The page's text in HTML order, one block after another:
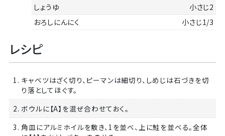
しょうゆ
小さじ2
おろしにんにく
小さじ1/3
レシピ
1. キャベツはざく切り、ピーマンは細切り、しめじは石づきを切
り落としてほぐす。
2. ボウルに【A】を混ぜ合わせておく。
3. 角皿にアルミホイルを敷き、1を並べ、上に鮭を並べる。全体